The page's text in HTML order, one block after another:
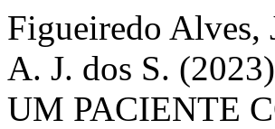
Figueiredo Alves,
A. J. dos S.
UM PACIENTE